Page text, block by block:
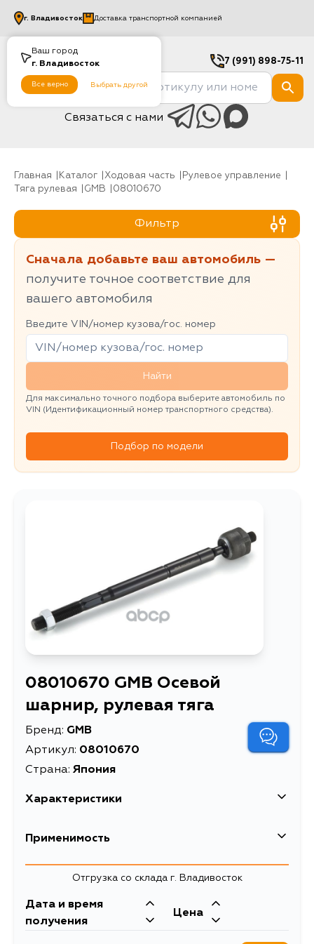
Ваш город
г. Владивосток
Все верно Выбрать другой
г. Владивосток Доставка транспортной компанией
7 (991) 898-75-11
Связаться с нами
Главная Каталог Ходовая часть
рулевое управление
Тяга рулевая
GMB 08010670
Фильтр
Сначала добавьте ваш автомобиль —
получите точное соответствие для
вашего автомобиля
Введите VIN/номер кузова/гос. номер
Найти
Для максимально точного подбора выберите автомобиль по
VIN (Идентификационный номер транспортного средства).
Подбор по модели
08010670 GMB Осевой
шарнир, рулевая тяга
Бренд: GMB
Артикул: 08010670
Страна: Япония
Характеристики
Высота упаковки, мм
0.7
Объем упаковки, л
Применимость
Toyota
Кузов Двигатель
ZNM10, ANM10W, ACA21W,
Отгрузка со склада г. Владивосток
Дата и время
получения
Цена